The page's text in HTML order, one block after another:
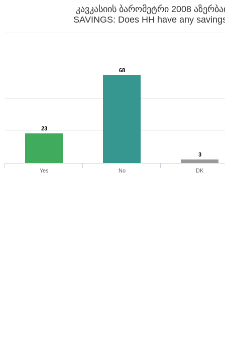
კავკასიის ბარომეტრი 2008
SAVINGS: Does HH have any
23
68
3
Yes No DK